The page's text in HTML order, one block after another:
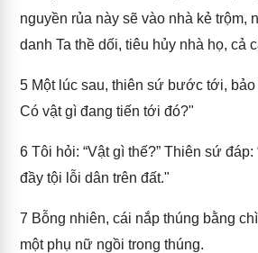
nguyền rủa này sẽ vào nhà kẻ trộm,
danh Ta thề dối, tiêu hủy nhà họ, cả
5 Một lúc sau, thiên sứ bước tới, bảo
Có vật gì đang tiến tới đó?"
6 Tôi hỏi: “Vật gì thế?” Thiên sứ
đầy tội lỗi dân trên đất."
7 Bỗng nhiên, cái nắp thúng bằng
một phụ nữ ngồi trong thúng.